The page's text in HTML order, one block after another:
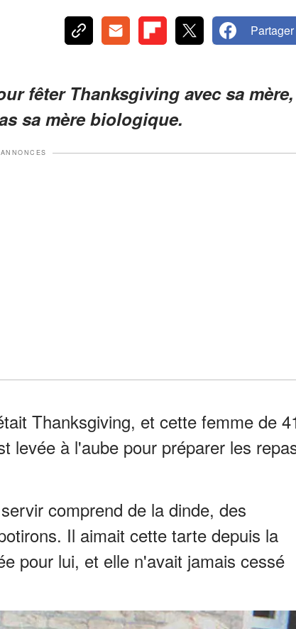
Partager
fêter Thanksgiving avec sa mère,
sa mère biologique.
ANNONCES
Thanksgiving, et cette femme de
levée à l'aube pour préparer les
comprend de la dinde, des
Il aimait cette tarte depuis la
pour lui, et elle n'avait jamais cessé